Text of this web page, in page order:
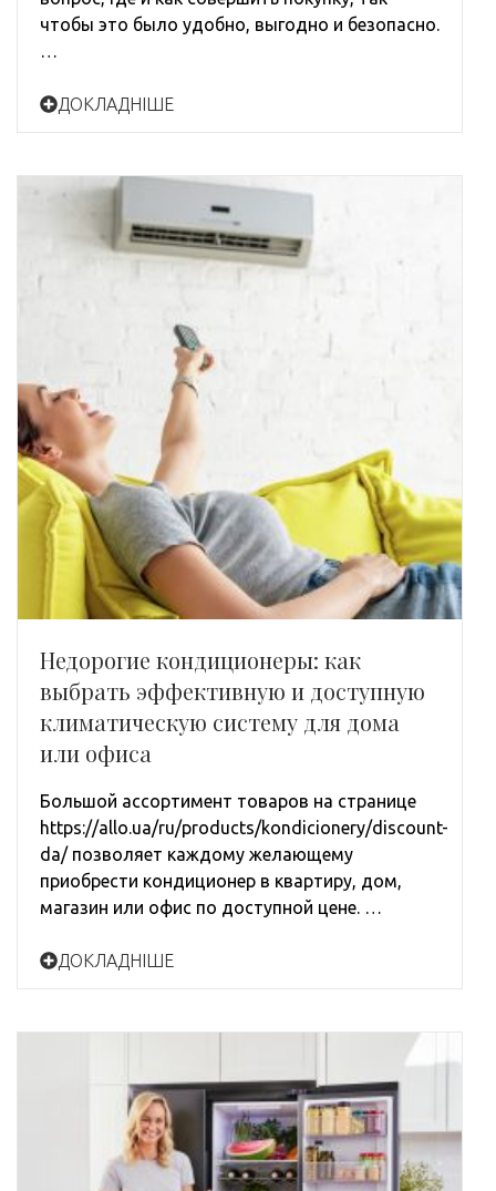
чтобы это было удобно, выгодно и безопасно.
…
ДОКЛАДНІШЕ
Недорогие кондиционеры: как
выбрать эффективную и доступную
климатическую систему для дома
или офиса
Большой ассортимент товаров на странице
https://allo.ua/ru/products/kondicionery/discount-
da/ позволяет каждому желающему
приобрести кондиционер в квартиру, дом,
магазин или офис по доступной цене. …
ДОКЛАДНІШЕ